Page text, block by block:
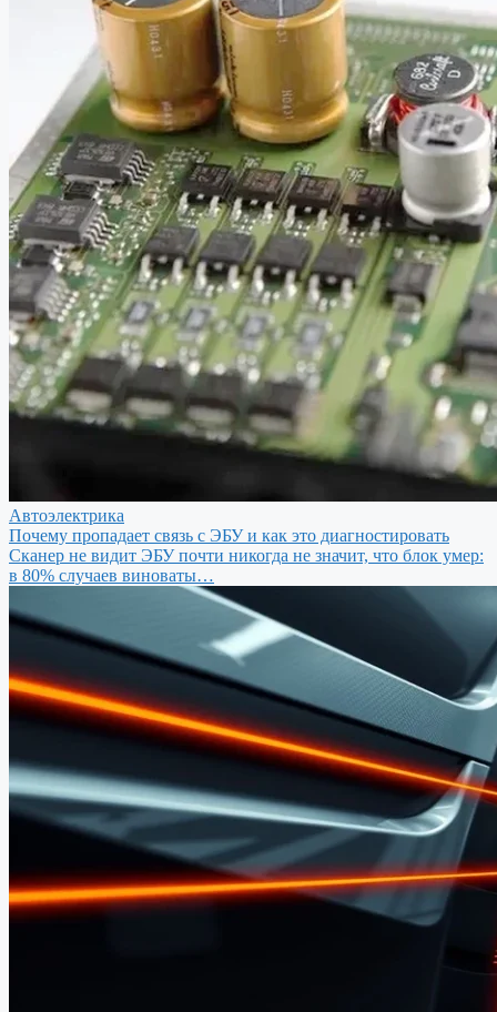
Автоэлектрика
Почему пропадает связь с ЭБУ и как это диагностировать
Сканер не видит ЭБУ почти никогда не значит, что блок умер:
в 80% случаев виноваты…